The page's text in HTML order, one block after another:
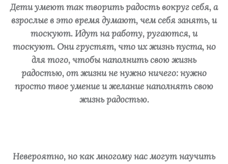
Дети умеют так творить радость вокруг себя, а
взрослые в это время думают, чем себя занять, и
тоскуют. Идут на работу, ругаются, и
тоскуют. Они грустят, что их жизнь пуста, но
для того, чтобы наполнить свою жизнь
радостью, от жизни не нужно ничего: нужно
просто твое умение и желание наполнять свою
жизнь радостью.
Невероятно, но как многому нас могут научить